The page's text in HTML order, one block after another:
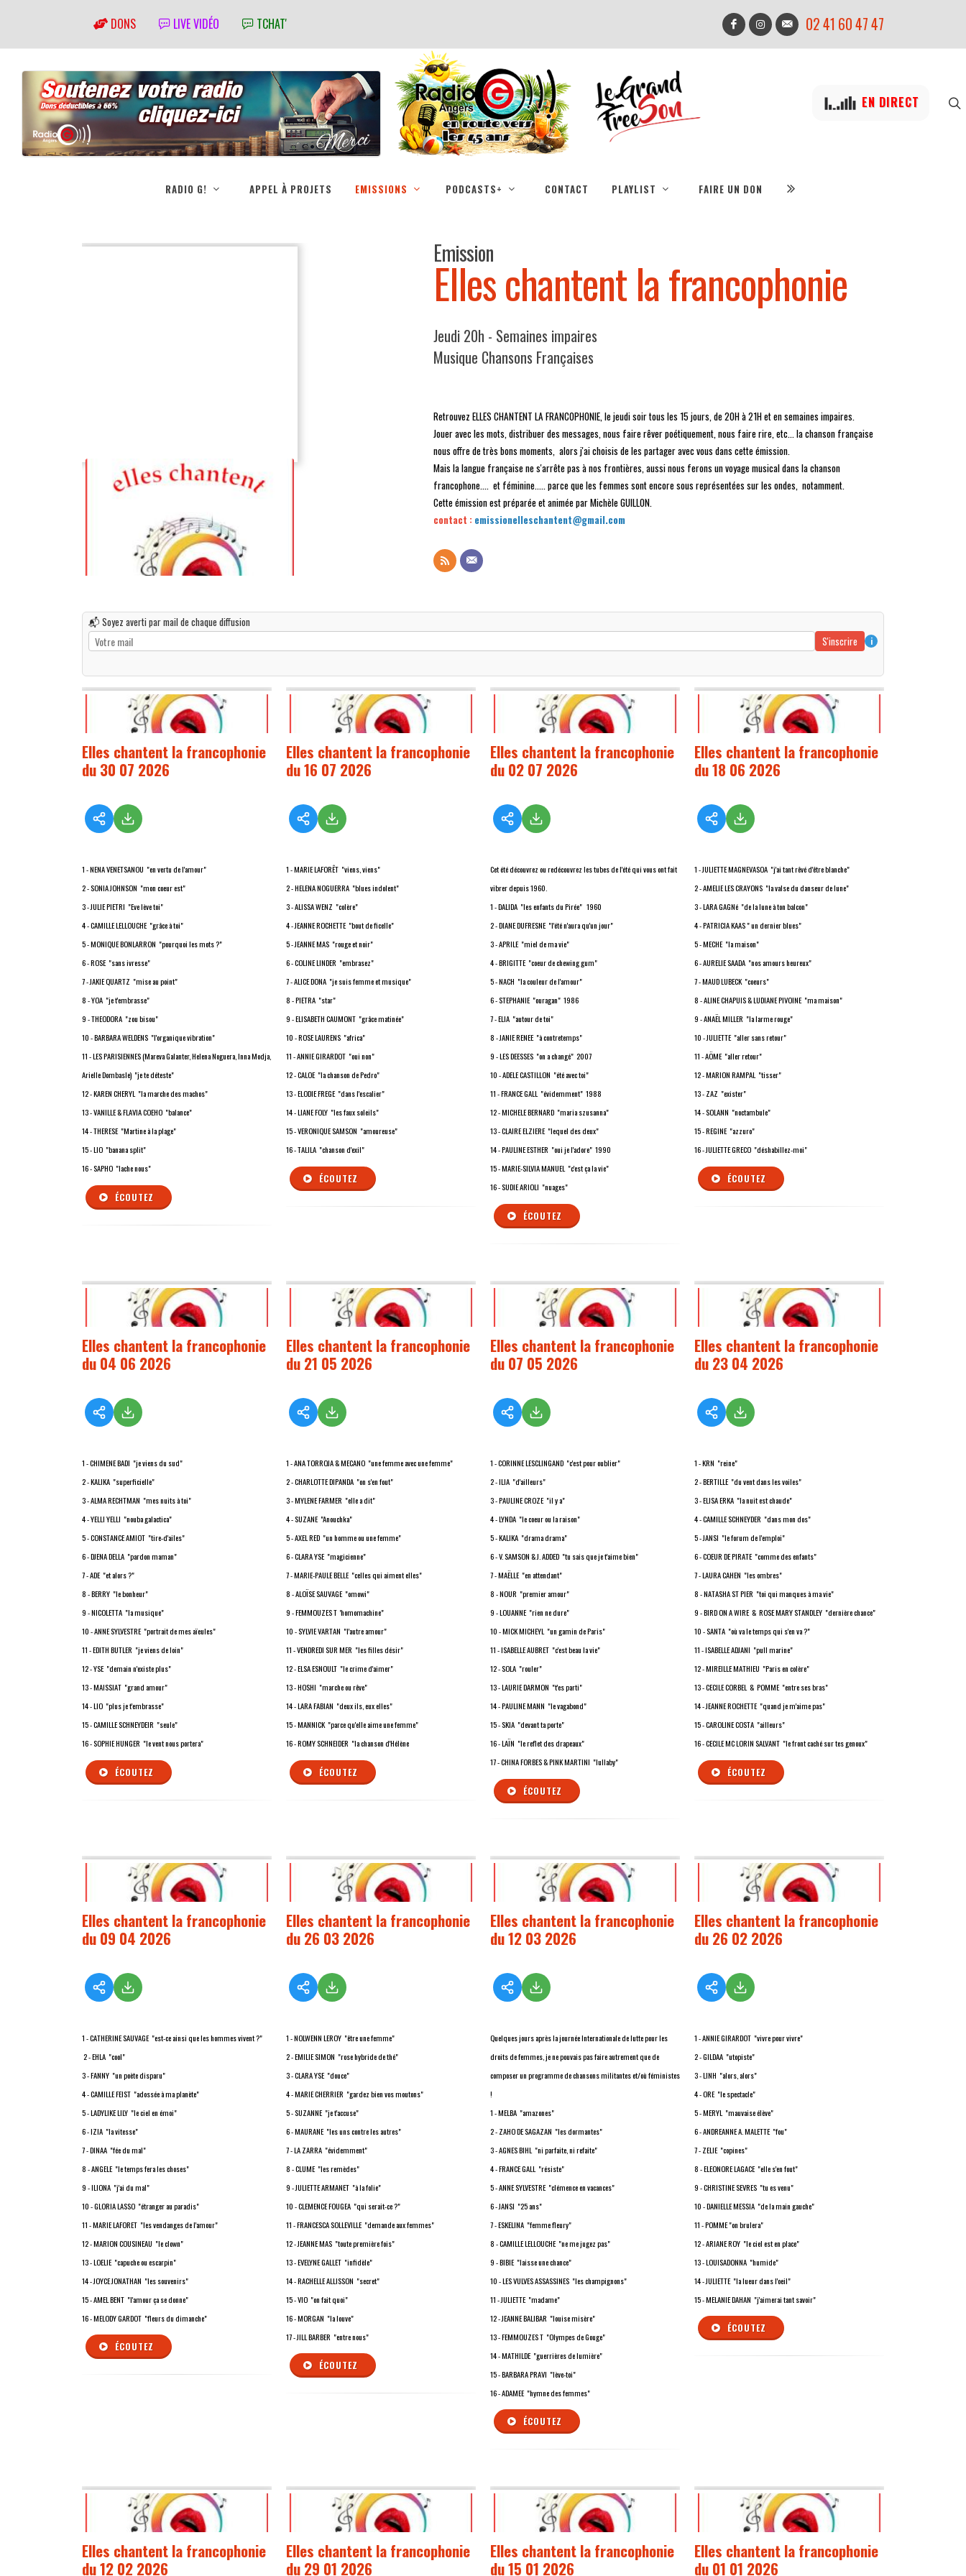
DONS LIVE VIDÉO TCHAT' 02 41 60 47 47
EN DIRECT
RADIO G! APPEL À PROJETS EMISSIONS PODCASTS+ CONTACT PLAYLIST FAIRE UN DON
Emission
Elles chantent la francophonie
Jeudi 20h - Semaines impaires
Musique Chansons Françaises
Retrouvez ELLES CHANTENT LA FRANCOPHONIE, le jeudi soir tous les 15 jours, de 20H à 21H et en semaines impaires.
Jouer avec les mots, distribuer des messages, nous faire rêver poétiquement, nous faire rire, etc... la chanson française
nous offre de très bons moments, alors j'ai choisis de les partager avec vous dans cette émission.
Mais la langue française ne s'arrête pas à nos frontières, aussi nous ferons un voyage musical dans la chanson
francophone.... et féminine..... parce que les femmes sont encore sous représentées sur les ondes, notamment.
Cette émission est préparée et animée par Michèle GUILLON.
contact : emissionelleschantent@gmail.com
📬 Soyez averti par mail de chaque diffusion
S'inscrire
i
Elles chantent la francophonie
du 30 07 2026
1 - NENA VENETSANOU "en vertu de l'amour"
2 - SONIA JOHNSON "mon coeur est"
3 - JULIE PIETRI "Eve lève toi"
4 - CAMILLE LELLOUCHE "grâce à toi"
5 - MONIQUE BONLARRON "pourquoi les mots ?"
6 - ROSE "sans ivresse"
7 - JAKIE QUARTZ "mise au point"
8 - YOA "je t'embrasse"
9 - THEODORA "zou bisou"
10 - BARBARA WELDENS "l'organique vibration"
11 - LES PARISIENNES (Mareva Galanter, Helena Noguera, Inna Modja,
Arielle Dombasle) "je te déteste"
12 - KAREN CHERYL "la marche des machos"
13 - VANILLE & FLAVIA COEHO "balance"
14 - THERESE "Martine à la plage"
15 - LIO "banana split"
16 - SAPHO "lache nous"
ÉCOUTEZ
Elles chantent la francophonie
du 16 07 2026
1 - MARIE LAFORÊT "viens, viens"
2 - HELENA NOGUERRA "blues indolent"
3 - ALISSA WENZ "colère"
4 - JEANNE ROCHETTE "bout de ficelle"
5 - JEANNE MAS "rouge et noir"
6 - COLINE LINDER "embrasez"
7 - ALICE DONA "je suis femme et musique"
8 - PIETRA "star"
9 - ELISABETH CAUMONT "grâce matinée"
10 - ROSE LAURENS "africa"
11 - ANNIE GIRARDOT "oui non"
12 - CALOE "la chanson de Pedro"
13 - ELODIE FREGE "dans l'escalier"
14 - LIANE FOLY "les faux soleils"
15 - VERONIQUE SAMSON "amoureuse"
16 - TALILA "chanson d'exil"
ÉCOUTEZ
Elles chantent la francophonie
du 02 07 2026
Cet été découvrez ou redécouvrez les tubes de l'été qui vous ont fait
vibrer depuis 1960.
1 - DALIDA "les enfants du Pirée" 1960
2 - DIANE DUFRESNE "l'été n'aura qu'un jour"
3 - APRILE "miel de ma vie"
4 - BRIGITTE "coeur de chewing gum"
5 - NACH "la couleur de l'amour"
6 - STEPHANIE "ouragan" 1986
7 - ELIA "autour de toi"
8 - JANIE RENEE "à contretemps"
9 - LES DEESSES "on a changé" 2007
10 - ADELE CASTILLON "été avec toi"
11 - FRANCE GALL "évidemment" 1988
12 - MICHELE BERNARD "maria szusanna"
13 - CLAIRE ELZIERE "lequel des deux"
14 - PAULINE ESTHER "oui je l'adore" 1990
15 - MARIE-SILVIA MANUEL "c'est ça la vie"
16 - SUDIE ARIOLI "nuages"
ÉCOUTEZ
Elles chantent la francophonie
du 18 06 2026
1 - JULIETTE MAGNEVASOA "j'ai tant rêvé d'être blanche"
2 - AMELIE LES CRAYONS "la valse du danseur de lune"
3 - LARA GAGNé "de la lune à ton balcon"
4 - PATRICIA KAAS " un dernier blues"
5 - MECHE "la maison"
6 - AURELIE SAADA "nos amours heureux"
7 - MAUD LUBECK "coeurs"
8 - ALINE CHAPUIS & LUDIANE PIVOINE "ma maison"
9 - ANAËL MILLER "la larme rouge"
10 - JULIETTE "aller sans retour"
11 - AÖME "aller retour"
12 - MARION RAMPAL "tisser"
13 - ZAZ "exister"
14 - SOLANN "noctambule"
15 - REGINE "azzuro"
16 - JULIETTE GRECO "déshabillez-moi"
ÉCOUTEZ
Elles chantent la francophonie
du 04 06 2026
1 - CHIMENE BADI "je viens du sud"
2 - KALIKA "superficielle"
3 - ALMA RECHTMAN "mes nuits à toi"
4 - YELLI YELLI "nouba galactica"
5 - CONSTANCE AMIOT "tire-d'ailes"
6 - DJENA DELLA "pardon maman"
7 - ADE "et alors ?"
8 - BERRY "le bonheur"
9 - NICOLETTA "la musique"
10 - ANNE SYLVESTRE "portrait de mes aïeules"
11 - EDITH BUTLER "je viens de loin"
12 - YSE "demain n'existe plus"
13 - MAISSIAT "grand amour"
14 - LIO "plus je t'embrasse"
15 - CAMILLE SCHNEYDEIR "seule"
16 - SOPHIE HUNGER "le vent nous portera"
ÉCOUTEZ
Elles chantent la francophonie
du 21 05 2026
1 - ANA TORROJA & MECANO "une femme avec une femme"
2 - CHARLOTTE DIPANDA "on s'en fout"
3 - MYLENE FARMER "elle a dit"
4 - SUZANE "Anouchka"
5 - AXEL RED "un homme ou une femme"
6 - CLARA YSE "magicienne"
7 - MARIE-PAULE BELLE "celles qui aiment elles"
8 - ALOÏSE SAUVAGE "omowi"
9 - FEMMOUZES T 'homomachine"
10 - SYLVIE VARTAN "l'autre amour"
11 - VENDREDI SUR MER "les filles désir"
12 - ELSA ESNOULT "le crime d'aimer"
13 - HOSHI "marche ou rêve"
14 - LARA FABIAN "deux ils, eux elles"
15 - MANNICK "parce qu'elle aime une femme"
16 - ROMY SCHNEIDER "la chanson d'Hélène
ÉCOUTEZ
Elles chantent la francophonie
du 07 05 2026
1 - CORINNE LESCLINGAND "c'est pour oublier"
2 - ILIA "d'ailleurs"
3 - PAULINE CROZE "il y a"
4 - LYNDA "le coeur ou la raison"
5 - KALIKA "drama drama"
6 - V. SAMSON & J. ADDED "tu sais que je t'aime bien"
7 - MAËLLE "en attendant"
8 - NOUR "premier amour"
9 - LOUANNE "rien ne dure"
10 - MICK MICHEYL "un gamin de Paris"
11 - ISABELLE AUBRET "c'est beau la vie"
12 - SOLA "rouler"
13 - LAURIE DARMON "t'es parti"
14 - PAULINE MANN "le vagabond"
15 - SKIA "devant ta porte"
16 - LAÏN "le reflet des drapeaux"
17 - CHINA FORBES & PINK MARTINI "lullaby"
ÉCOUTEZ
Elles chantent la francophonie
du 23 04 2026
1 - KRN "reine"
2 - BERTILLE "du vent dans les voiles"
3 - ELISA ERKA "la nuit est chaude"
4 - CAMILLE SCHNEYDER "dans mon dos"
5 - JANSI "le forum de l'emploi"
6 - COEUR DE PIRATE "comme des enfants"
7 - LAURA CAHEN "les ombres"
8 - NATASHA ST PIER "toi qui manques à ma vie"
9 - BIRD ON A WIRE & ROSE MARY STANDLEY "dernière chance"
10 - SANTA "où va le temps qui s'en va ?"
11 - ISABELLE ADJANI "pull marine"
12 - MIREILLE MATHIEU "Paris en colère"
13 - CECILE CORBEL & POMME "entre ses bras"
14 - JEANNE ROCHETTE "quand je m'aime pas"
15 - CAROLINE COSTA "ailleurs"
16 - CECILE MC LORIN SALVANT "le front caché sur tes genoux"
ÉCOUTEZ
Elles chantent la francophonie
du 09 04 2026
1 - CATHERINE SAUVAGE "est-ce ainsi que les hommes vivent ?"
2 - EHLA "cool"
3 - FANNY "un poète disparu"
4 - CAMILLE FEIST "adossée à ma planète"
5 - LADYLIKE LILY "le ciel en émoi"
6 - IZIA "la vitesse"
7 - DINAA "fée du mal"
8 - ANGELE "le temps fera les choses"
9 - ILIONA "j'ai du mal"
10 - GLORIA LASSO "étranger au paradis"
11 - MARIE LAFORET "les vendanges de l'amour"
12 - MARION COUSINEAU "le clown"
13 - LOELIE "capuche ou escarpin"
14 - JOYCE JONATHAN "les souvenirs"
15 - AMEL BENT "l'amour ça se donne"
16 - MELODY GARDOT "fleurs du dimanche"
ÉCOUTEZ
Elles chantent la francophonie
du 26 03 2026
1 - NOLWENN LEROY "être une femme"
2 - EMILIE SIMON "rose hybride de thé"
3 - CLARA YSE "douce"
4 - MARIE CHERRIER "gardez bien vos moutons"
5 - SUZANNE "je t'accuse"
6 - MAURANE "les uns contre les autres"
7 - LA ZARRA "évidemment"
8 - CLUME "les remèdes"
9 - JULIETTE ARMANET "à la folie"
10 - CLEMENCE FOUGEA "qui serait-ce ?"
11 - FRANCESCA SOLLEVILLE "demande aux femmes"
12 - JEANNE MAS "toute première fois"
13 - EVELYNE GALLET "infidèle"
14 - RACHELLE ALLISSON "secret"
15 - VIO "on fait quoi"
16 - MORGAN "la louve"
17 - JILL BARBER "entre nous"
ÉCOUTEZ
Elles chantent la francophonie
du 12 03 2026
Quelques jours après la journée Internationale de lutte pour les
droits de femmes, je ne pouvais pas faire autrement que de
composer un programme de chansons militantes et/où féministes
!
1 - MELBA "amazones"
2 - ZAHO DE SAGAZAN "les dormantes"
3 - AGNES BIHL "ni parfaite, ni refaite"
4 - FRANCE GALL "résiste"
5 - ANNE SYLVESTRE "clémence en vacances"
6 - JANSI "25 ans"
7 - ESKELINA "femme fleury"
8 - CAMILLE LELLOUCHE "ne me jugez pas"
9 - BIBIE "laisse une chance"
10 - LES VULVES ASSASSINES "les champignons"
11 - JULIETTE "madame"
12 - JEANNE BALIBAR "louise misère"
13 - FEMMOUZES T "Olympes de Gouge"
14 - MATHILDE "guerrières de lumière"
15 - BARBARA PRAVI "lève-toi"
16 - ADAMEE "hymne des femmes"
ÉCOUTEZ
Elles chantent la francophonie
du 26 02 2026
1 - ANNIE GIRARDOT "vivre pour vivre"
2 - GILDAA "utopiste"
3 - LINH "alors, alors"
4 - ORE "le spectacle"
5 - MERYL "mauvaise élève"
6 - ANDREANNE A. MALETTE "fou"
7 - ZELIE "copines"
8 - ELEONORE LAGACE "elle s'en fout"
9 - CHRISTINE SEVRES "tu es venu"
10 - DANIELLE MESSIA "de la main gauche"
11 - POMME "on brulera"
12 - ARIANE ROY "le ciel est en place"
13 - LOUISADONNA "humide"
14 - JULIETTE "la lueur dans l'oeil"
15 - MELANIE DAHAN "j'aimerai tant savoir"
ÉCOUTEZ
Elles chantent la francophonie
du 12 02 2026
Elles chantent la francophonie
du 29 01 2026
Elles chantent la francophonie
du 15 01 2026
Elles chantent la francophonie
du 01 01 2026